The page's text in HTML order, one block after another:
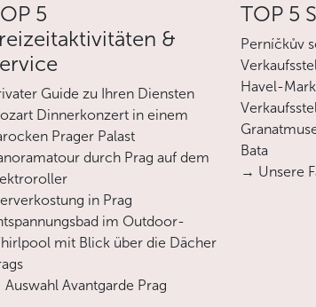
5
&
Guide zu Ihren Diensten
Dinnerkonzert in einem
Prager Palast
durch Prag auf dem
in Prag
im Outdoor-
mit Blick über die Dächer
Avantgarde Prag
TOP 5
Perníčkův
Havel-
Bata
→ Unsere